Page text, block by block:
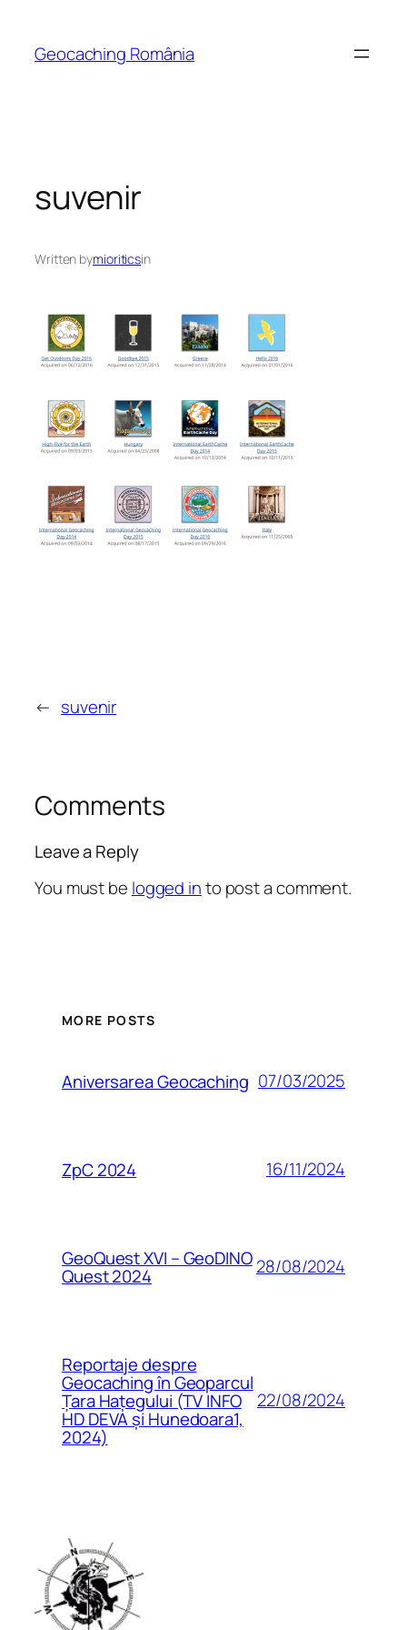
content
Geocaching România
suvenir
Written bymioriticsin
← suvenir
Comments
Leave a Reply
You must be logged into post a comment.
MORE POSTS
Aniversarea Geocaching 07/03/2025
ZpC 2024 16/11/2024
GeoQuest XVI – GeoDINO
Quest 2024 28/08/2024
Reportaje despre
Geocaching în Geoparcul
Țara Hațegului (TV INFO
HD DEVA și Hunedoara1,
2024)
22/08/2024